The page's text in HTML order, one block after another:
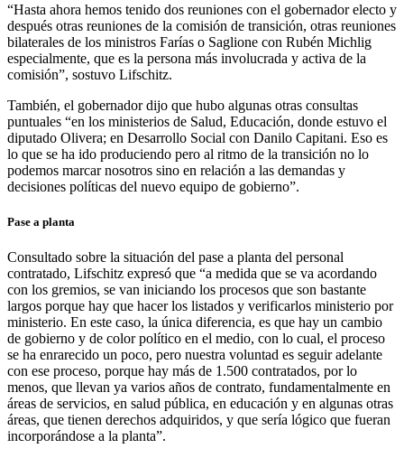
“Hasta ahora hemos tenido dos reuniones con el gobernador electo y
después otras reuniones de la comisión de transición, otras reuniones
bilaterales de los ministros Farías o Saglione con Rubén Michlig
especialmente, que es la persona más involucrada y activa de la
comisión”, sostuvo Lifschitz.
También, el gobernador dijo que hubo algunas otras consultas
puntuales “en los ministerios de Salud, Educación, donde estuvo el
diputado Olivera; en Desarrollo Social con Danilo Capitani. Eso es
lo que se ha ido produciendo pero al ritmo de la transición no lo
podemos marcar nosotros sino en relación a las demandas y
decisiones políticas del nuevo equipo de gobierno”.
Pase a planta
Consultado sobre la situación del pase a planta del personal
contratado, Lifschitz expresó que “a medida que se va acordando
con los gremios, se van iniciando los procesos que son bastante
largos porque hay que hacer los listados y verificarlos ministerio por
ministerio. En este caso, la única diferencia, es que hay un cambio
de gobierno y de color político en el medio, con lo cual, el proceso
se ha enrarecido un poco, pero nuestra voluntad es seguir adelante
con ese proceso, porque hay más de 1.500 contratados, por lo
menos, que llevan ya varios años de contrato, fundamentalmente en
áreas de servicios, en salud pública, en educación y en algunas otras
áreas, que tienen derechos adquiridos, y que sería lógico que fueran
incorporándose a la planta”.